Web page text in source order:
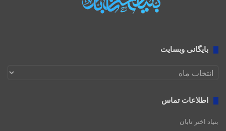
بایگانی وبسایت
بایگانی
اطلاعات تماس
بنیاد اختر تابان